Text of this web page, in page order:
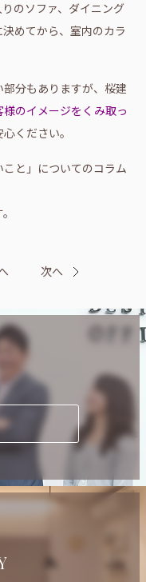
のソファ、ダイニング
めてから、室内のカラ
分もありますが、桜建
のイメージをくみ取っ
ください。
と」についてのコラム
次へ